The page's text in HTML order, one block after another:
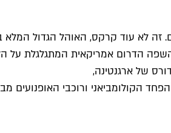
זה לא עוד קרקס, האוהל הגדול המלא
הדרום אמריקאית המתגלגלת על
של ארגנטינה,
הקולומביאני ורוכבי האופנועים